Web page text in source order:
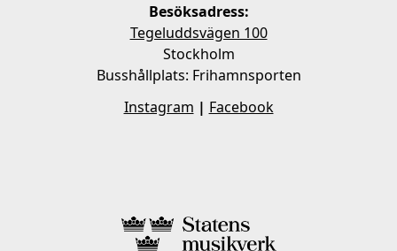
Besöksadress:
Tegeluddsvägen 100
Stockholm
Busshållplats: Frihamnsporten
Instagram | Facebook